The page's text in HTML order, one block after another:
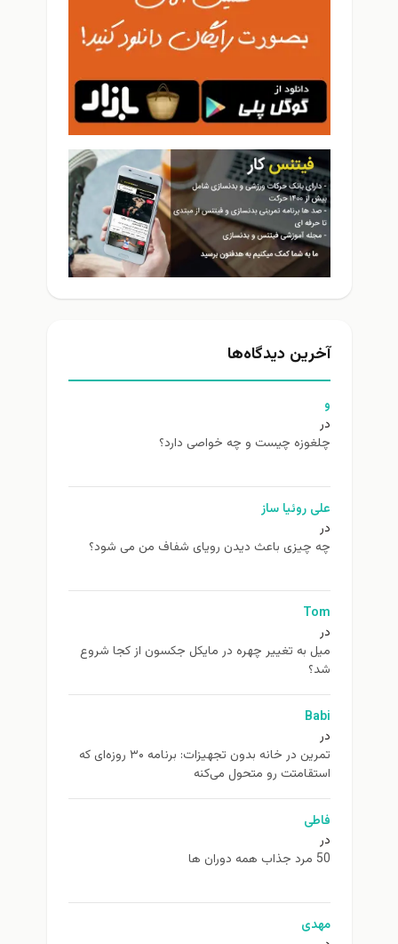
آخرین دیدگاه‌ها
و
در
چلغوزه چیست و چه خواصی دارد؟
علی روئیا ساز
در
چه چیزی باعث دیدن رویای شفاف من می شود؟
Tom
در
ميل به تغيير چهره در مایکل جکسون از كجا شروع
شد؟
Babi
در
تمرین در خانه بدون تجهیزات: برنامه ۳۰ روزه‌ای که
استقامتت رو متحول می‌کنه
فاطی
در
50 مرد جذاب همه دوران ها
مهدی